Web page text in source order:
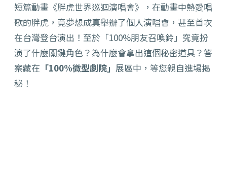
短篇動畫《胖虎世界巡迴演唱會》，在動畫中熱愛唱
歌的胖虎， 竟夢想成真舉辦了個人演唱會，甚至首次
在台灣登台演出！至於「100%朋友召喚鈴」究竟扮
演了什麼關鍵角色？為什麼會拿出這個秘密道具？答
案藏在 「100%微型劇院」 展區中 ，等您親自進場揭
秘！